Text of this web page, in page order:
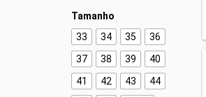
Tamanho
33
34 35
36
37
38 39
40
41
42 43
44